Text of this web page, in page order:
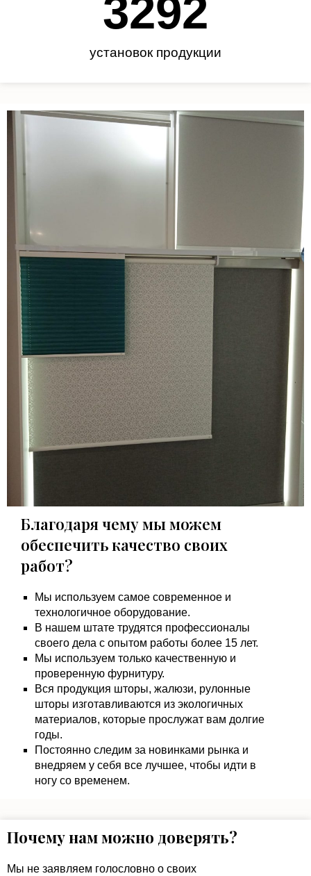
установок продукции
3450
Благодаря чему мы можем
обеспечить качество своих
работ?
Мы используем самое современное и
технологичное оборудование.
В нашем штате трудятся профессионалы
своего дела с опытом работы более 15 лет.
Мы используем только качественную и
проверенную фурнитуру.
Вся продукция шторы, жалюзи, рулонные
шторы изготавливаются из экологичных
материалов, которые прослужат вам долгие
годы.
Постоянно следим за новинками рынка и
внедряем у себя все лучшее, чтобы идти в
ногу со временем.
Почему нам можно доверять?
Мы не заявляем голословно о своих